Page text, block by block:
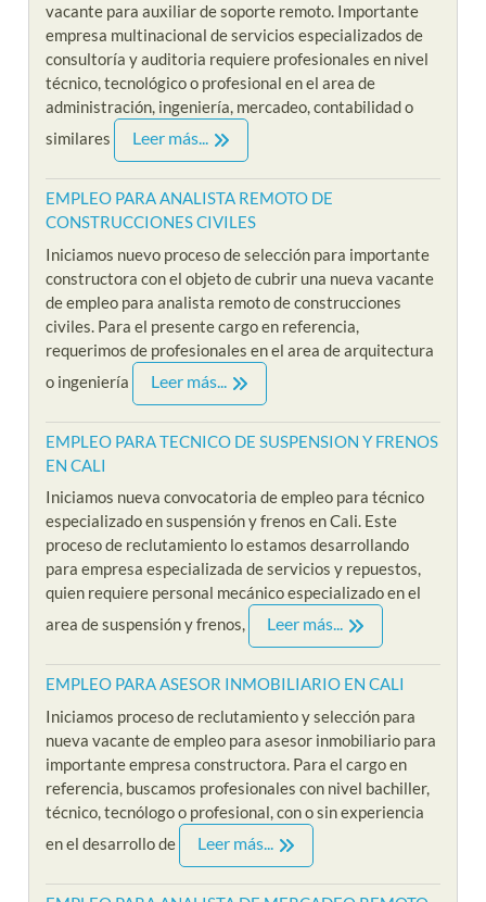
vacante para auxiliar de soporte remoto. Importante
empresa multinacional de servicios especializados de
consultoría y auditoria requiere profesionales en nivel
técnico, tecnológico o profesional en el area de
administración, ingeniería, mercadeo, contabilidad o
similares
Leer más...
EMPLEO PARA ANALISTA REMOTO DE
CONSTRUCCIONES CIVILES
Iniciamos nuevo proceso de selección para importante
constructora con el objeto de cubrir una nueva vacante
de empleo para analista remoto de construcciones
civiles. Para el presente cargo en referencia,
requerimos de profesionales en el area de arquitectura
o ingeniería
Leer más...
EMPLEO PARA TECNICO DE SUSPENSION Y FRENOS
EN CALI
Iniciamos nueva convocatoria de empleo para técnico
especializado en suspensión y frenos en Cali. Este
proceso de reclutamiento lo estamos desarrollando
para empresa especializada de servicios y repuestos,
quien requiere personal mecánico especializado en el
area de suspensión y frenos,
Leer más...
EMPLEO PARA ASESOR INMOBILIARIO EN CALI
Iniciamos proceso de reclutamiento y selección para
nueva vacante de empleo para asesor inmobiliario para
importante empresa constructora. Para el cargo en
referencia, buscamos profesionales con nivel bachiller,
técnico, tecnólogo o profesional, con o sin experiencia
en el desarrollo de
Leer más...